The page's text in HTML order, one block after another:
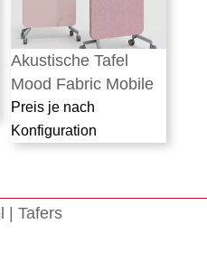
Akustische Tafel
Mood Fabric Mobile
Preis je nach
Konfiguration
| Tafers